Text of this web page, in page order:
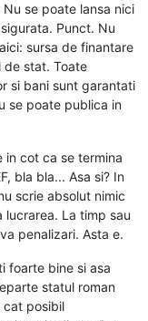
se poate lansa nici
Punct. Nu
sursa de finantare
de stat. Toate
si bani sunt garantati
se poate publica in
in cot ca se termina
bla bla... Asa si? In
scrie absolut nimic
lucrarea. La timp sau
penalizari. Asta e.
foarte bine si asa
statul roman
cat posibil